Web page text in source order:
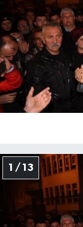
1 / 13
Medya
Sağlık
Sinema
Spor
Tarım